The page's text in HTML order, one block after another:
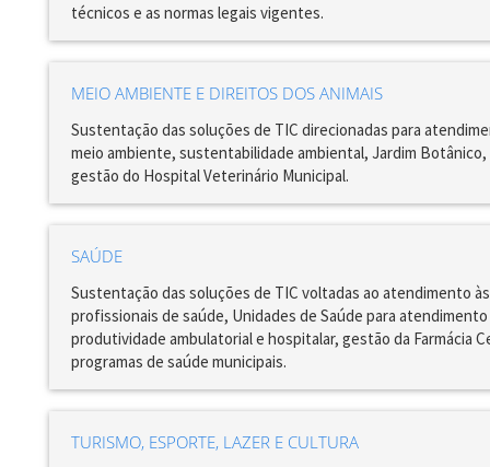
técnicos e as normas legais vigentes.
MEIO AMBIENTE E DIREITOS DOS ANIMAIS
Sustentação das soluções de TIC direcionadas para
meio ambiente, sustentabilidade ambiental, Jardim
gestão do Hospital Veterinário Municipal.
SAÚDE
Sustentação das soluções de TIC voltadas ao atendimento
profissionais de saúde, Unidades de Saúde para
produtividade ambulatorial e hospitalar, gestão da Farmácia
programas de saúde municipais.
TURISMO, ESPORTE, LAZER E CULTURA